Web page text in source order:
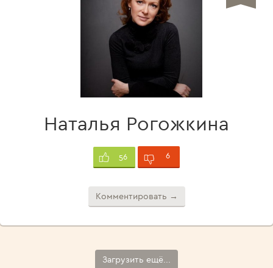
Наталья Рогожкина
56 6
Комментировать →
Загрузить ещё...